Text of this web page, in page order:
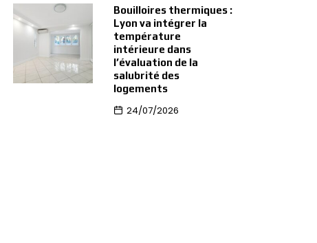
Bouilloires thermiques :
Lyon va intégrer la
température
intérieure dans
l’évaluation de la
salubrité des
logements
24/07/2026